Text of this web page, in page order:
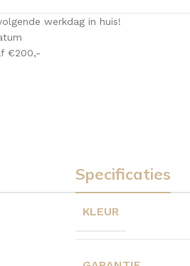
werkdag in huis!
€200,-
Specificaties
KLEUR